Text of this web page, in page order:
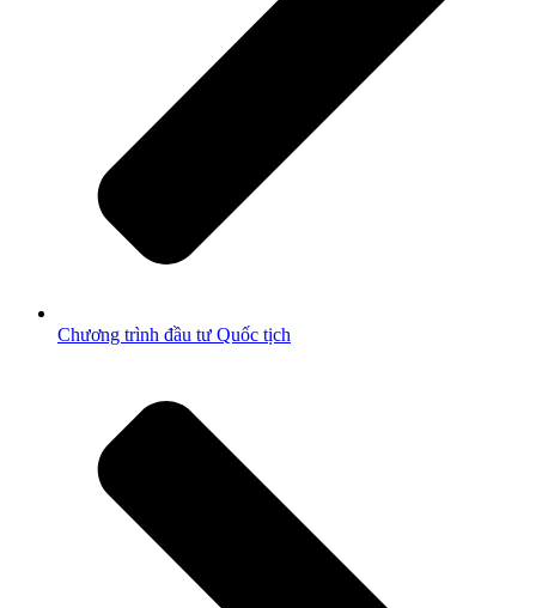
Chương trình đầu tư Quốc tịch